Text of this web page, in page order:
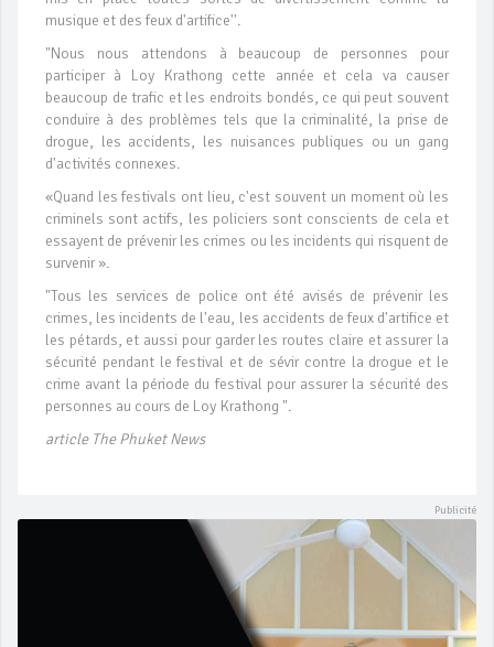
musique et des feux d'artifice''.
"Nous nous attendons à beaucoup de personnes pour
participer à Loy Krathong cette année et cela va causer
beaucoup de trafic et les endroits bondés, ce qui peut souvent
conduire à des problèmes tels que la criminalité, la prise de
drogue, les accidents, les nuisances publiques ou un gang
d'activités connexes.
«Quand les festivals ont lieu, c'est souvent un moment où les
criminels sont actifs, les policiers sont conscients de cela et
essayent de prévenir les crimes ou les incidents qui risquent de
survenir ».
"Tous les services de police ont été avisés de prévenir les
crimes, les incidents de l'eau, les accidents de feux d'artifice et
les pétards, et aussi pour garder les routes claire et assurer la
sécurité pendant le festival et de sévir contre la drogue et le
crime avant la période du festival pour assurer la sécurité des
personnes au cours de Loy Krathong ".
article The Phuket News